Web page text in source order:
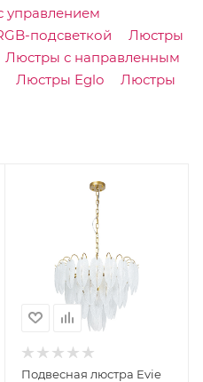
управлением
подсветкой
Люстры
Люстры с направленным
Люстры Eglo
Люстры
Подвесная люстра Evie